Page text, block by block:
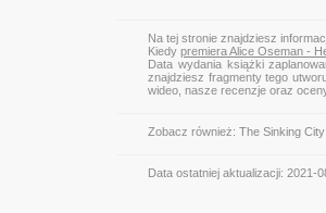
Na tej stronie znajdziesz
Kiedy premiera Alice Oseman -
Data wydania książki
znajdziesz fragmenty tego
wideo, nasze recenzje oraz
Zobacz również: The Sinking
Data ostatniej aktualizacji: 2021-